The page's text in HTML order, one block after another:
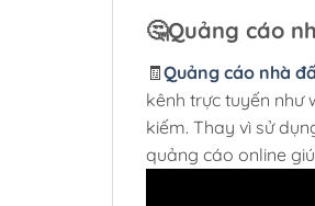
🤔Quảng cáo
🧾Quảng cáo nhà
kênh trực tuyến như
kiếm. Thay vì sử
quảng cáo online